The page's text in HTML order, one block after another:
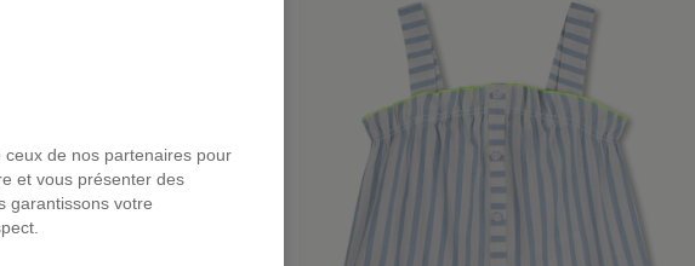
de nos partenaires pour
et vous présenter des
garantissons votre